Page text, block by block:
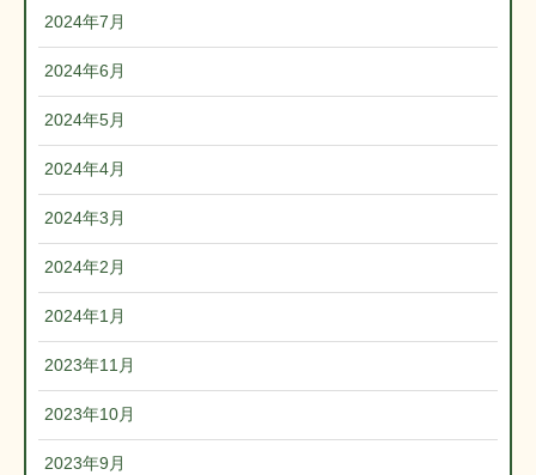
2024年7月
2024年6月
2024年5月
2024年4月
2024年3月
2024年2月
2024年1月
2023年11月
2023年10月
2023年9月